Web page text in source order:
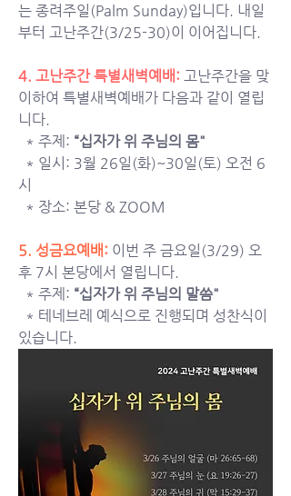
는 종려주일(Palm Sunday)입니다. 내일
부터 고난주간(3/25-30)이 이어집니다.
4. 고난주간 특별새벽예배: 고난주간을 맞
이하여 특별새벽예배가 다음과 같이 열립
니다.
  * 주제:
“십자가 위 주님의 몸"
* 일시: 3월 26일(화)~30일(토) 오전 6
시
* 장소: 본당 & ZOOM
5. 성금요예배: 이번 주 금요일(3/29) 오
후 7시 본당에서 열립니다.
* 주제: “십자가 위 주님의 말씀"
* 테네브레 예식으로 진행되며 성찬식이
있습니다.